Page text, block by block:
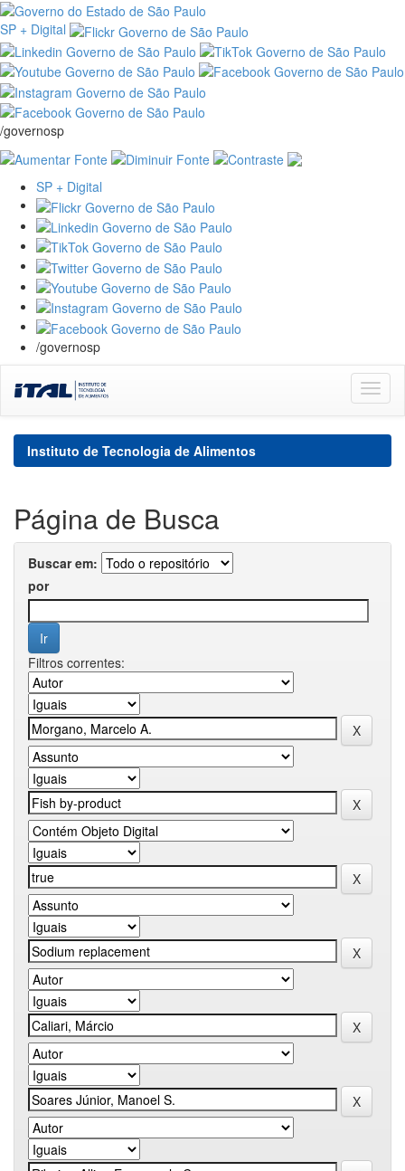
SP + Digital
/governosp
SP + Digital
/governosp
navigation
Instituto de Tecnologia de Alimentos
Página de Busca
Buscar em:
por
Filtros correntes: